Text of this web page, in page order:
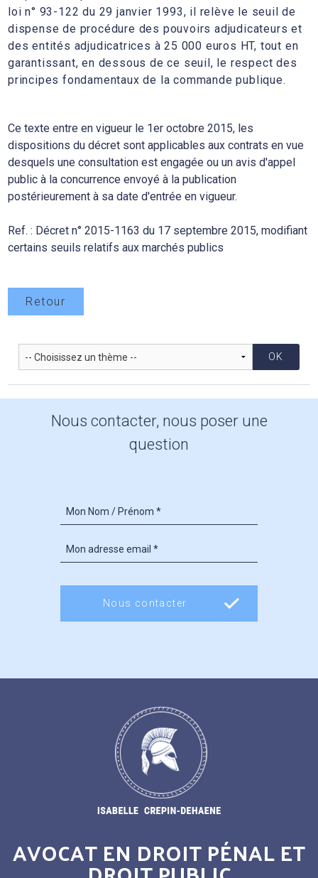
loi n° 93-122 du 29 janvier 1993, il relève le seuil de
dispense de procédure des pouvoirs adjudicateurs et
des entités adjudicatrices à 25 000 euros HT, tout en
garantissant, en dessous de ce seuil, le respect des
principes fondamentaux de la commande publique.
Ce texte entre en vigueur le 1er octobre 2015, les
dispositions du décret sont applicables aux contrats en vue
desquels une consultation est engagée ou un avis d'appel
public à la concurrence envoyé à la publication
postérieurement à sa date d'entrée en vigueur.
Ref. : Décret n° 2015-1163 du 17 septembre 2015, modifiant
certains seuils relatifs aux marchés publics
Retour
Nous contacter, nous poser une
question
Nous contacter
AVOCAT EN DROIT PÉNAL ET